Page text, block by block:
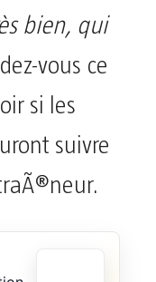
bien, qui
vous ce
si les
suivre